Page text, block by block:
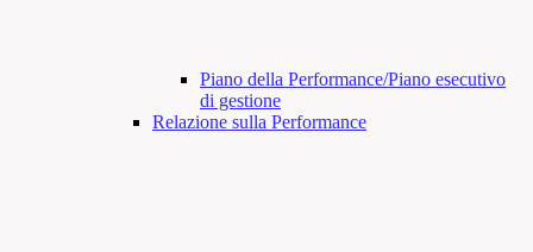
Piano della Performance/Piano esecutivo
di gestione
Relazione sulla Performance